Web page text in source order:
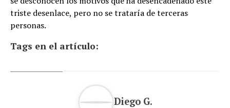
triste desenlace, pero no se trataría de terceras
personas.
Tags en el artículo:
Diego G.